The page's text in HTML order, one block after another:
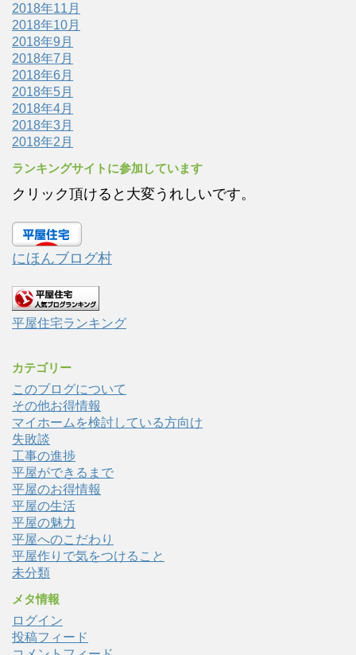
2018年11月
2018年10月
2018年9月
2018年7月
2018年6月
2018年5月
2018年4月
2018年3月
2018年2月
ランキングサイトに参加しています
クリック頂けると大変うれしいです。
にほんブログ村
平屋住宅ランキング
カテゴリー
このブログについて
その他お得情報
マイホームを検討している方向け
失敗談
工事の進捗
平屋ができるまで
平屋のお得情報
平屋の生活
平屋の魅力
平屋へのこだわり
平屋作りで気をつけること
未分類
メタ情報
ログイン
投稿フィード